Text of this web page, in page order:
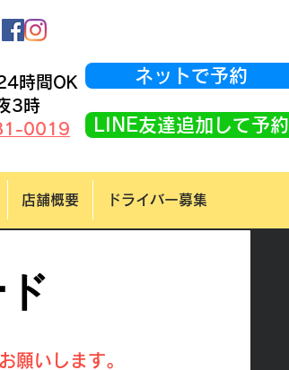
時間OK
3時
0019
ネットで予約
LINE友達追加して予約
店舗概要 ドライバー募集
願いします。